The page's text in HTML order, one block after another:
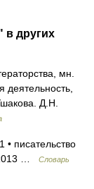
в других
мн.
деятельность,
Д.Н.
писательство
…
Словарь